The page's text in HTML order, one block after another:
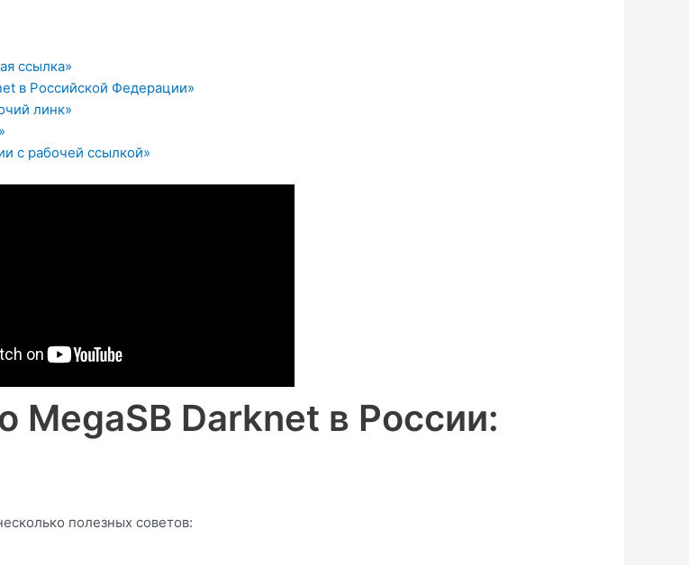
ссылка»
в Российской Федерации»
линк»
с рабочей ссылкой»
MegaSB Darknet в России:
полезных советов: